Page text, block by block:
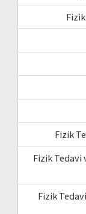
Fizik
Fizik Tedavi
Fizik